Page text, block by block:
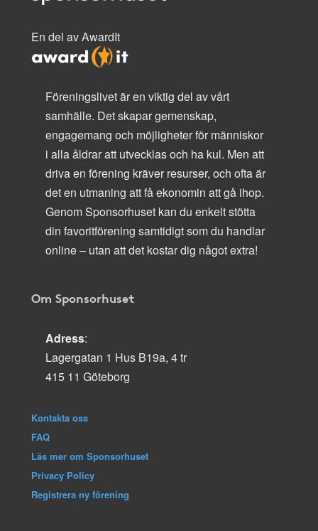
En del av AwardIt
Föreningslivet är en viktig del av vårt
samhälle. Det skapar gemenskap,
engagemang och möjligheter för människor
i alla åldrar att utvecklas och ha kul. Men att
driva en förening kräver resurser, och ofta är
det en utmaning att få ekonomin att gå ihop.
Genom Sponsorhuset kan du enkelt stötta
din favoritförening samtidigt som du handlar
online – utan att det kostar dig något extra!
Om Sponsorhuset
Adress:
Lagergatan 1 Hus B19a, 4 tr
415 11 Göteborg
Kontakta oss
FAQ
Läs mer om Sponsorhuset
Privacy Policy
Registrera ny förening